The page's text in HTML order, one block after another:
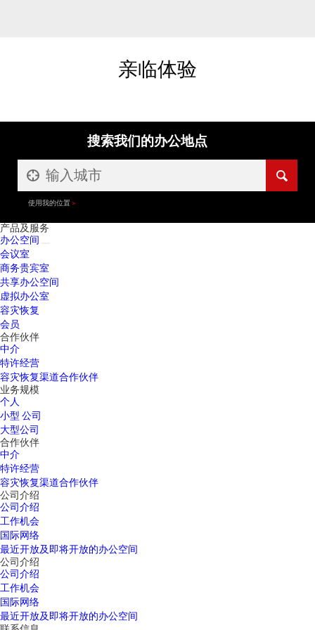
亲临体验
搜索我们的办公地点
使用我的位置
产品及服务
办公空间
会议室
商务贵宾室
共享办公空间
虚拟办公室
容灾恢复
会员
合作伙伴
中介
特许经营
容灾恢复渠道合作伙伴
业务规模
个人
小型 公司
大型公司
合作伙伴
中介
特许经营
容灾恢复渠道合作伙伴
公司介绍
公司介绍
工作机会
国际网络
最近开放及即将开放的办公空间
公司介绍
公司介绍
工作机会
国际网络
最近开放及即将开放的办公空间